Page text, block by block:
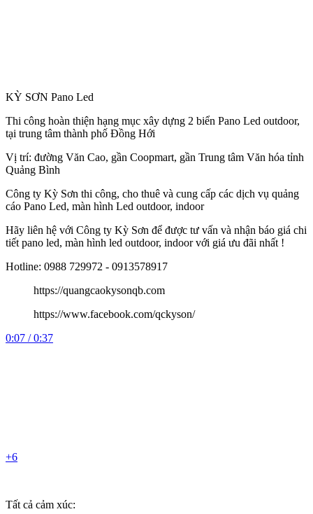
KỲ SƠN Pano Led
Thi công hoàn thiện hạng mục xây dựng 2 biển Pano Led outdoor,
tại trung tâm thành phố Đồng Hới
Vị trí: đường Văn Cao, gần Coopmart, gần Trung tâm Văn hóa tỉnh
Quảng Bình
Công ty Kỳ Sơn thi công, cho thuê và cung cấp các dịch vụ quảng
cáo Pano Led, màn hình Led outdoor, indoor
Hãy liên hệ với Công ty Kỳ Sơn để được tư vấn và nhận báo giá chi
tiết pano led, màn hình led outdoor, indoor với giá ưu đãi nhất !
Hotline: 0988 729972 - 0913578917
https://quangcaokysonqb.com
https://www.facebook.com/qckyson/
0:07 / 0:37
+6
Tất cả cảm xúc: